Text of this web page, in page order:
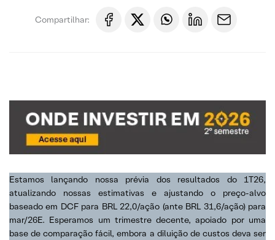
Compartilhar:
Estamos lançando nossa prévia dos resultados do 1T26,
atualizando nossas estimativas e ajustando o preço-alvo
baseado em DCF para BRL 22,0/ação (ante BRL 31,6/ação) para
mar/26E. Esperamos um trimestre decente, apoiado por uma
base de comparação fácil, embora a diluição de custos deva ser